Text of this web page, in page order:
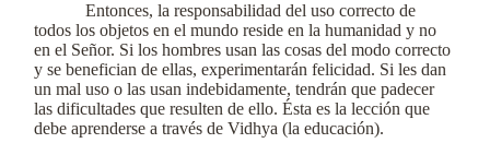
Entonces, la responsabilidad del uso correcto de
todos los objetos en el mundo reside en la humanidad y no
en el Señor. Si los hombres usan las cosas del modo correcto
y se benefician de ellas, experimentarán felicidad. Si les dan
un mal uso o las usan indebidamente, tendrán que padecer
las dificultades que resulten de ello. Ésta es la lección que
debe aprenderse a través de Vidhya (la educación).